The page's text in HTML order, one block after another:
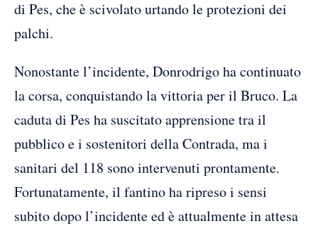
di Pes, che è scivolato urtando le protezioni dei
palchi.
Nonostante l’incidente, Donrodrigo ha continuato
la corsa, conquistando la vittoria per il Bruco. La
caduta di Pes ha suscitato apprensione tra il
pubblico e i sostenitori della Contrada, ma i
sanitari del 118 sono intervenuti prontamente.
Fortunatamente, il fantino ha ripreso i sensi
subito dopo l’incidente ed è attualmente in attesa